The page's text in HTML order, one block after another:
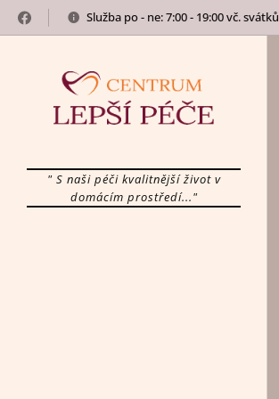
Služba po - ne: 7:00 - 19:00 vč. svátků
" S naši péči kvalitnější život v
domácím prostředí..."